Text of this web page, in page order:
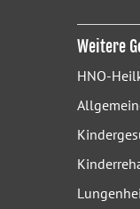
Weitere
HNO-